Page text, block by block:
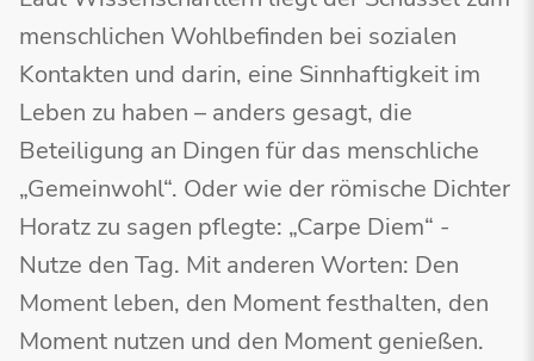
menschlichen Wohlbefinden bei sozialen
Kontakten und darin, eine Sinnhaftigkeit im
Leben zu haben – anders gesagt, die
Beteiligung an Dingen für das menschliche
„Gemeinwohl“. Oder wie der römische Dichter
Horatz zu sagen pflegte: „Carpe Diem“ -
Nutze den Tag. Mit anderen Worten: Den
Moment leben, den Moment festhalten, den
Moment nutzen und den Moment genießen.